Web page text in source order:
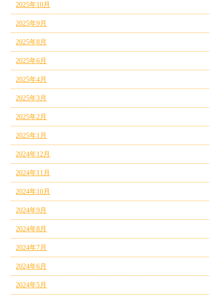
2025年10月
2025年9月
2025年8月
2025年6月
2025年4月
2025年3月
2025年2月
2025年1月
2024年12月
2024年11月
2024年10月
2024年9月
2024年8月
2024年7月
2024年6月
2024年5月